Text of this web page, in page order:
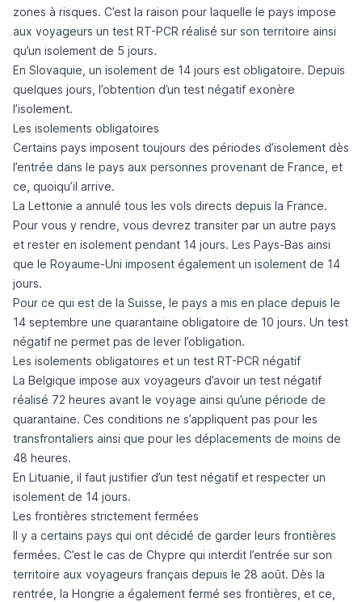
zones à risques. C’est la raison pour laquelle le pays impose
aux voyageurs un test RT-PCR réalisé sur son territoire ainsi
qu’un isolement de 5 jours.
En Slovaquie, un isolement de 14 jours est obligatoire. Depuis
quelques jours, l’obtention d’un test négatif exonère
l’isolement.
Les isolements obligatoires
Certains pays imposent toujours des périodes d’isolement dès
l’entrée dans le pays aux personnes provenant de France, et
ce, quoiqu’il arrive.
La Lettonie a annulé tous les vols directs depuis la France.
Pour vous y rendre, vous devrez transiter par un autre pays
et rester en isolement pendant 14 jours. Les Pays-Bas ainsi
que le Royaume-Uni imposent également un isolement de 14
jours.
Pour ce qui est de la Suisse, le pays a mis en place depuis le
14 septembre une quarantaine obligatoire de 10 jours. Un test
négatif ne permet pas de lever l’obligation.
Les isolements obligatoires et un test RT-PCR négatif
La Belgique impose aux voyageurs d’avoir un test négatif
réalisé 72 heures avant le voyage ainsi qu’une période de
quarantaine. Ces conditions ne s’appliquent pas pour les
transfrontaliers ainsi que pour les déplacements de moins de
48 heures.
En Lituanie, il faut justifier d’un test négatif et respecter un
isolement de 14 jours.
Les frontières strictement fermées
Il y a certains pays qui ont décidé de garder leurs frontières
fermées. C’est le cas de Chypre qui interdit l’entrée sur son
territoire aux voyageurs français depuis le 28 août. Dès la
rentrée, la Hongrie a également fermé ses frontières, et ce,